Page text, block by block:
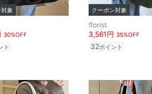
象
30%OFF
ト
クーポン対象
florist
3,561円 35%OFF
32ポイント